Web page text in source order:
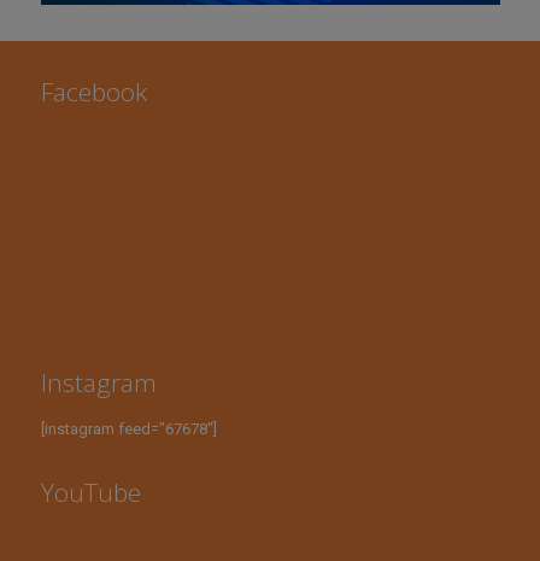
Facebook
Instagram
[instagram feed="67678"]
YouTube